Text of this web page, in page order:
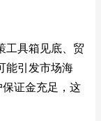
具箱见底、贸
能引发市场海
证金充足，这